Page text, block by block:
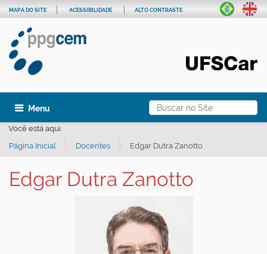
Busca
Busca Avançada…
MAPA DO SITE ACESSIBILIDADE ALTO CONTRASTE
Toggle navigation
Você está aqui:
Página Inicial
Docentes Edgar Dutra Zanotto
Edgar Dutra Zanotto